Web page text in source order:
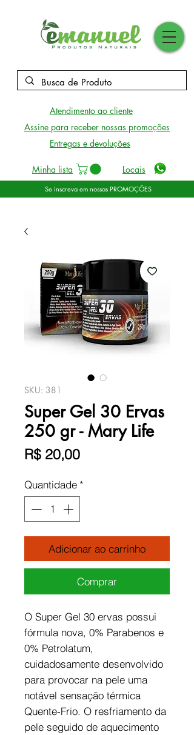
Se inscreva em nossas PROMOÇÕES
Atendimento ao cliente
Assine para receber nossas promoções
Entregas e devoluções
Minha lista Locais
SKU: 381
Super Gel 30 Ervas
250 gr - Mary Life
R$ 20,00Preço
Quantidade *
Adicionar ao carrinho
Comprar
O Super Gel 30 ervas possui
fórmula nova, 0% Parabenos e
0% Petrolatum,
cuidadosamente desenvolvido
para provocar na pele uma
notável sensação térmica
Quente-Frio. O resfriamento da
pele seguido de aquecimento